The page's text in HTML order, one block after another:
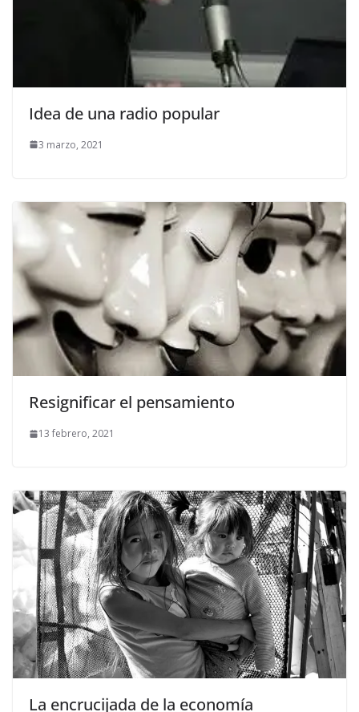
Idea de una radio popular
3 marzo, 2021
Resignificar el pensamiento
13 febrero, 2021
La encrucijada de la economía